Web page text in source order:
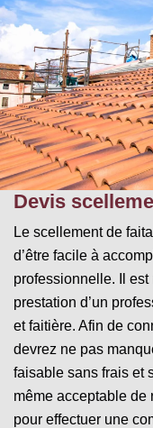
Devis
Le scellement de
d’être facile à
professionnelle. Il
prestation d’un
et faitière. Afin de
devrez ne pas
faisable sans frais et
même acceptable
pour effectuer une